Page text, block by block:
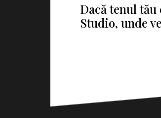
Dacă tenul
Studio, unde